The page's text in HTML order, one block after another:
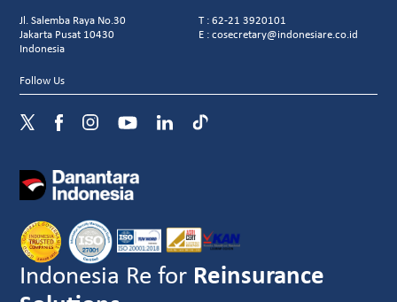
Jl. Salemba Raya No.30
Jakarta Pusat 10430
Indonesia
T : 62-21 3920101
E : cosecretary@indonesiare.co.id
Follow Us
Indonesia Re for Reinsurance